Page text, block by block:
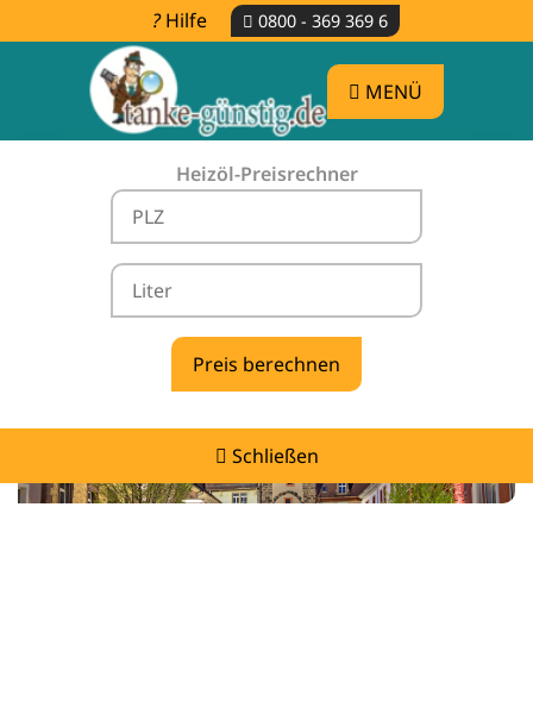
Hilfe 0800 - 369 369 6
MENÜ
Heizöl-Preisrechner
Schließen
Heizölpreise Oberwolfach -
vergleichen & günstig tanken